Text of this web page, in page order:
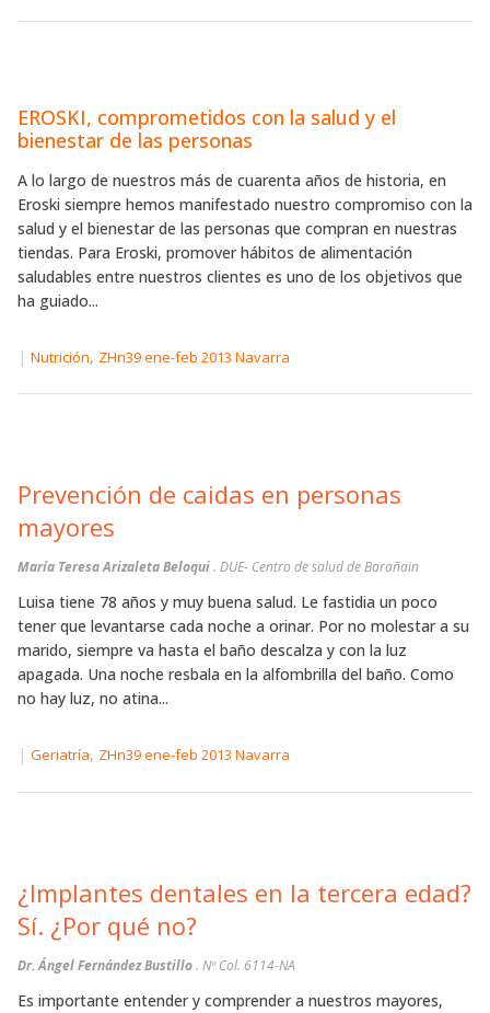
EROSKI, comprometidos con la salud y el
bienestar de las personas
A lo largo de nuestros más de cuarenta años de historia, en
Eroski siempre hemos manifestado nuestro compromiso con la
salud y el bienestar de las personas que compran en nuestras
tiendas. Para Eroski, promover hábitos de alimentación
saludables entre nuestros clientes es uno de los objetivos que
ha guiado...
| Nutrición, ZHn39 ene-feb 2013 Navarra
Prevención de caidas en personas
mayores
María Teresa Arizaleta Beloqui. DUE- Centro de salud de Barañain
Luisa tiene 78 años y muy buena salud. Le fastidia un poco
tener que levantarse cada noche a orinar. Por no molestar a su
marido, siempre va hasta el baño descalza y con la luz
apagada. Una noche resbala en la alfombrilla del baño. Como
no hay luz, no atina...
| Geriatría, ZHn39 ene-feb 2013 Navarra
¿Implantes dentales en la tercera edad?
Sí. ¿Por qué no?
Dr. Ángel Fernández Bustillo. Nº Col. 6114-NA
Es importante entender y comprender a nuestros mayores,